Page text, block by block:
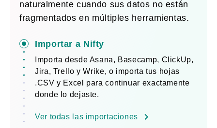
naturalmente cuando sus datos no están
fragmentados en múltiples herramientas.
Importar a Nifty
Importa desde Asana, Basecamp, ClickUp,
Jira, Trello y Wrike, o importa tus hojas
.CSV y Excel para continuar exactamente
donde lo dejaste.
Ver todas las importaciones